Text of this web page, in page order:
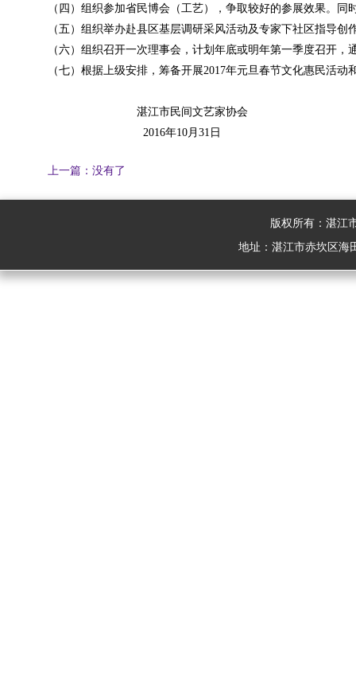
（四）组织参加省民博会（工艺），争取较好的参展效果。
（五）组织举办赴县区基层调研采风活动及专家下社区指导创
（六）组织召开一次理事会，计划年底或明年第一季度召开，
（七）根据上级安排，筹备开展2017年元旦春节文化惠民活动
湛江市民间文艺家协会
2016年10月31日
上一篇：没有了
版权所有：湛
地址：湛江市赤坎区海